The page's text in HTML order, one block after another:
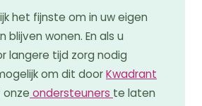
het fijnste om in uw eigen
blijven wonen. En als u
langere tijd zorg nodig
om dit doorKwadrant
onze ondersteuners te laten